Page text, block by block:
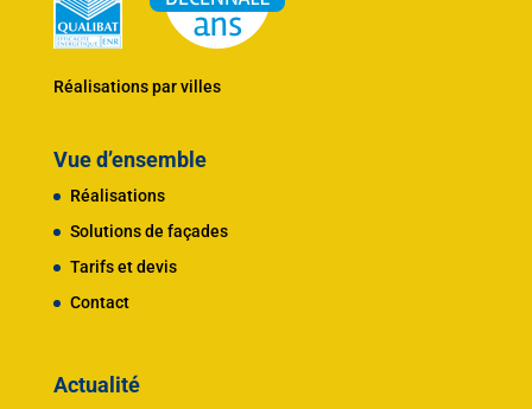
Réalisations par villes
Vue d’ensemble
Réalisations
Solutions de façades
Tarifs et devis
Contact
Actualité